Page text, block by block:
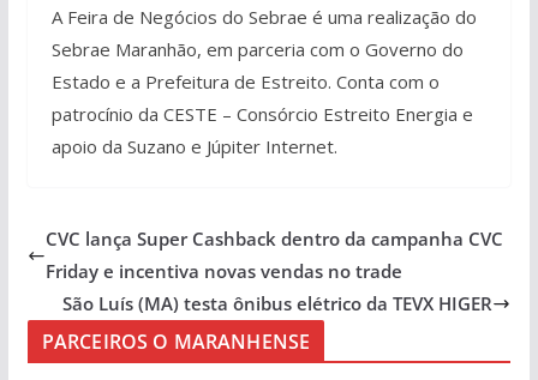
A Feira de Negócios do Sebrae é uma realização do
Sebrae Maranhão, em parceria com o Governo do
Estado e a Prefeitura de Estreito. Conta com o
patrocínio da CESTE – Consórcio Estreito Energia e
apoio da Suzano e Júpiter Internet.
CVC lança Super Cashback dentro da campanha CVC
Friday e incentiva novas vendas no trade
São Luís (MA) testa ônibus elétrico da TEVX HIGER
PARCEIROS O MARANHENSE